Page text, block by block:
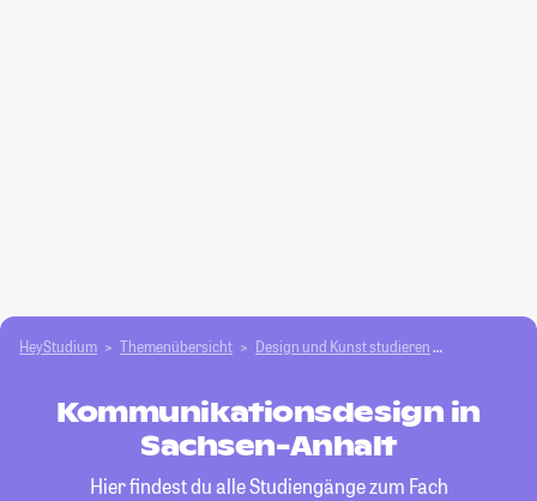
HeyStudium Themenübersicht Design und Kunst studieren
Kommunikationsdesign in
Sachsen-Anhalt
Hier findest du alle Studiengänge zum Fach